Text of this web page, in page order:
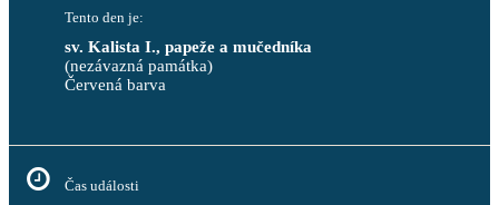
Tento den je:
sv. Kalista I., papeže a mučedníka
(nezávazná památka)
Červená barva
Čas události